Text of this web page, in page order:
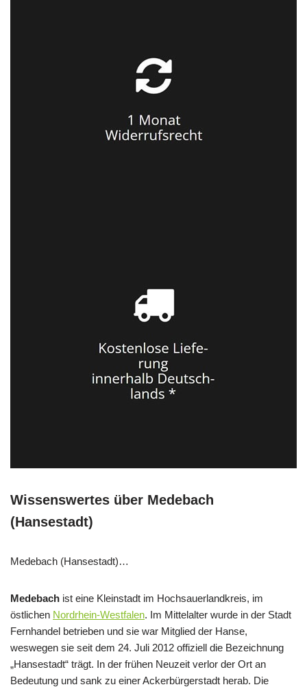
Wissenswertes über Medebach
(Hansestadt)
Medebach (Hansestadt)…
Medebach ist eine Kleinstadt im Hochsauerlandkreis, im
östlichen Nordrhein-Westfalen. Im Mittelalter wurde in der Stadt
Fernhandel betrieben und sie war Mitglied der Hanse,
weswegen sie seit dem 24. Juli 2012 offiziell die Bezeichnung
„Hansestadt“ trägt. In der frühen Neuzeit verlor der Ort an
Bedeutung und sank zu einer Ackerbürgerstadt herab. Die